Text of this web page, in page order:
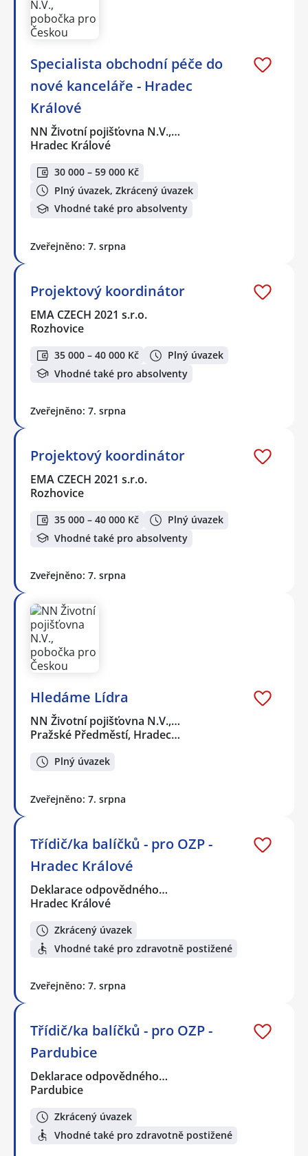
Specialista obchodní péče do
nové kanceláře - Hradec
Králové
NN Životní pojišťovna N.V.,…
Hradec Králové
30 000 – 59 000 Kč
Plný úvazek, Zkrácený úvazek
Vhodné také pro absolventy
Zveřejněno: 7. srpna
Projektový koordinátor
EMA CZECH 2021 s.r.o.
Rozhovice
35 000 – 40 000 Kč
Plný úvazek
Vhodné také pro absolventy
Zveřejněno: 7. srpna
Projektový koordinátor
EMA CZECH 2021 s.r.o.
Rozhovice
35 000 – 40 000 Kč
Plný úvazek
Vhodné také pro absolventy
Zveřejněno: 7. srpna
Hledáme Lídra
NN Životní pojišťovna N.V.,…
Pražské Předměstí, Hradec…
Plný úvazek
Zveřejněno: 7. srpna
Třídič/ka balíčků - pro OZP -
Hradec Králové
Deklarace odpovědného…
Hradec Králové
Zkrácený úvazek
Vhodné také pro zdravotně postižené
Zveřejněno: 7. srpna
Třídič/ka balíčků - pro OZP -
Pardubice
Deklarace odpovědného…
Pardubice
Zkrácený úvazek
Vhodné také pro zdravotně postižené